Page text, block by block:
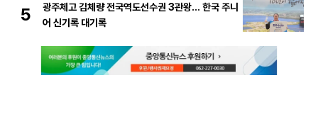
5
광주체고 김체량 전국역도선수권 3관왕… 한국 주니
어 신기록 대기록